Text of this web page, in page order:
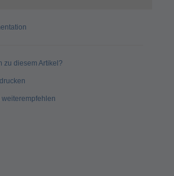
zu diesem Artikel?
weiterempfehlen